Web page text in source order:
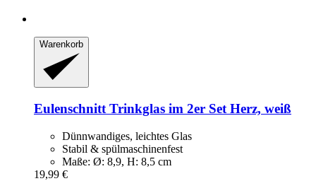
Warenkorb
Eulenschnitt Trinkglas im 2er Set Herz, weiß
Dünnwandiges, leichtes Glas
Stabil & spülmaschinenfest
Maße: Ø: 8,9, H: 8,5 cm
19,99 €